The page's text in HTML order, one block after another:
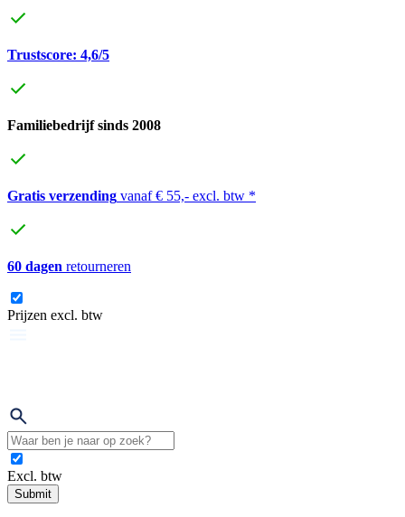
Trustscore: 4,6/5
Familiebedrijf sinds 2008
Gratis verzending vanaf € 55,- excl. btw *
60 dagen retourneren
Prijzen excl. btw
Excl. btw
Submit